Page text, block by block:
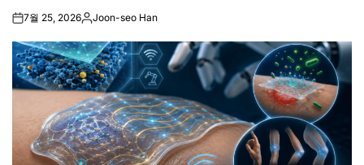
on7월 25, 2026Posted
Joon-seo Han